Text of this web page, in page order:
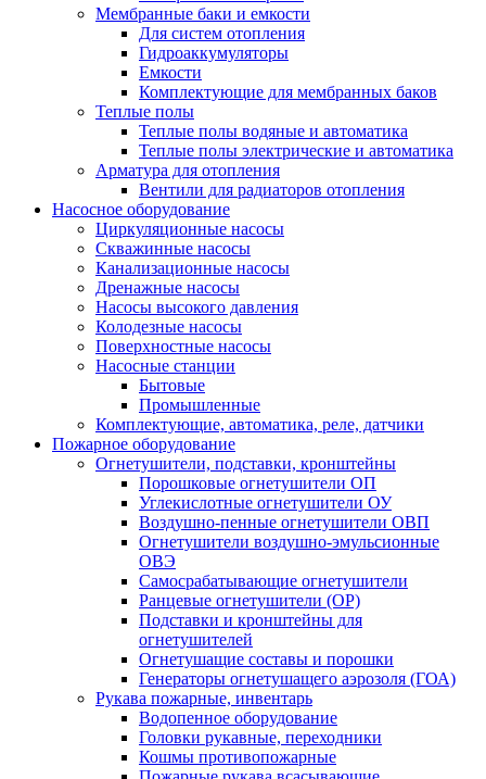
Мембранные баки и емкости
Для систем отопления
Гидроаккумуляторы
Емкости
Комплектующие для мембранных баков
Теплые полы
Теплые полы водяные и автоматика
Теплые полы электрические и автоматика
Арматура для отопления
Вентили для радиаторов отопления
Насосное оборудование
Циркуляционные насосы
Скважинные насосы
Канализационные насосы
Дренажные насосы
Насосы высокого давления
Колодезные насосы
Поверхностные насосы
Насосные станции
Бытовые
Промышленные
Комплектующие, автоматика, реле, датчики
Пожарное оборудование
Огнетушители, подставки, кронштейны
Порошковые огнетушители ОП
Углекислотные огнетушители ОУ
Воздушно-пенные огнетушители ОВП
Огнетушители воздушно-эмульсионные
ОВЭ
Самосрабатывающие огнетушители
Ранцевые огнетушители (ОР)
Подставки и кронштейны для
огнетушителей
Огнетушащие составы и порошки
Генераторы огнетушащего аэрозоля (ГОА)
Рукава пожарные, инвентарь
Водопенное оборудование
Головки рукавные, переходники
Кошмы противопожарные